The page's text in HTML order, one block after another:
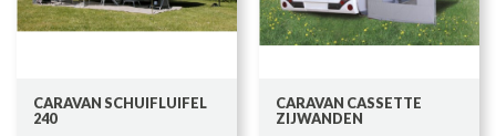
CARAVAN SCHUIFLUIFEL
240
CARAVAN CASSETTE
ZIJWANDEN